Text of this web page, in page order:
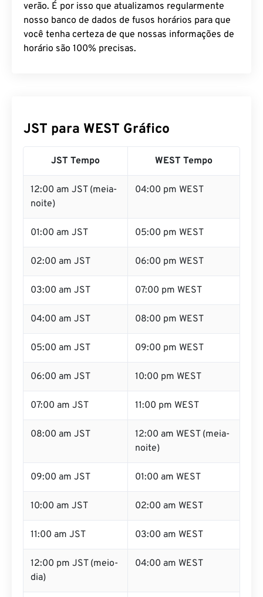
verão. É por isso que atualizamos regularmente
nosso banco de dados de fusos horários para que
você tenha certeza de que nossas informações de
horário são 100% precisas.
JST para WEST Gráfico
JST Tempo WEST Tempo
12:00 am JST (meia-
noite)
04:00 pm WEST
01:00 am JST 05:00 pm WEST
02:00 am JST 06:00 pm WEST
03:00 am JST 07:00 pm WEST
04:00 am JST 08:00 pm WEST
05:00 am JST 09:00 pm WEST
06:00 am JST 10:00 pm WEST
07:00 am JST 11:00 pm WEST
08:00 am JST
12:00 am WEST (meia-
noite)
09:00 am JST 01:00 am WEST
10:00 am JST 02:00 am WEST
11:00 am JST 03:00 am WEST
12:00 pm JST (meio-
dia)
04:00 am WEST